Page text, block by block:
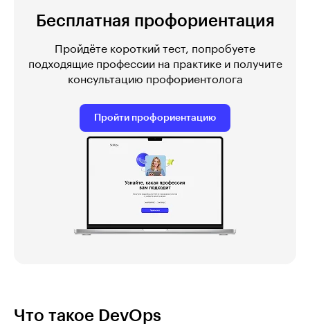
Бесплатная профориентация
Пройдёте короткий тест, попробуете
подходящие профессии на практике и получите
консультацию профориентолога
Пройти профориентацию
Что такое DevOps